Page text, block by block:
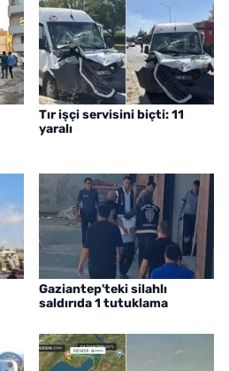
Tır işçi servisini biçti: 11
yaralı
Gaziantep'teki silahlı
saldırıda 1 tutuklama